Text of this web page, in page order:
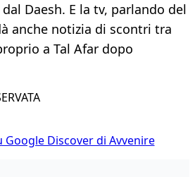
Daesh. E la tv, parlando del
anche notizia di scontri tra
a Tal Afar dopo
Google Discover di Avvenire